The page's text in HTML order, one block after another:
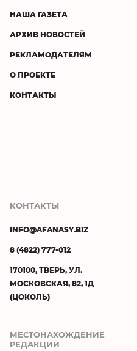
НАША ГАЗЕТА
АРХИВ НОВОСТЕЙ
РЕКЛАМОДАТЕЛЯМ
О ПРОЕКТЕ
КОНТАКТЫ
КОНТАКТЫ
INFO@AFANASY.BIZ
8 (4822) 777-012
170100, ТВЕРЬ, УЛ.
МОСКОВСКАЯ, 82, 1Д
(ЦОКОЛЬ)
МЕСТОНАХОЖДЕНИЕ
РЕДАКЦИИ